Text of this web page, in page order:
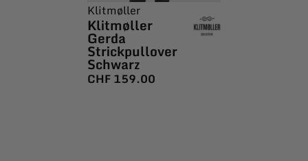
Klitmøller
Klitmøller
Gerda
Strickpullover
Schwarz
CHF159.00